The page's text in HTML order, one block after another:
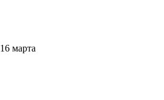
16 марта